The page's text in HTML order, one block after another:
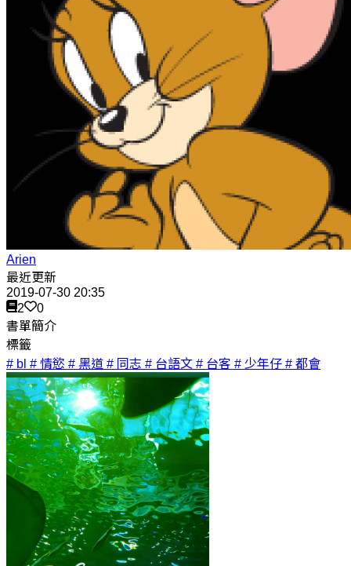
Arien
最近更新
2019-07-30 20:35
2
0
書單簡介
標籤
# bl # 情慾 # 黑道 # 同志 # 台語文 # 台客 # 少年仔 # 都會